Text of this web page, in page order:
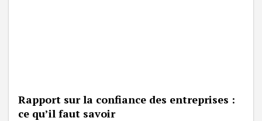
Rapport sur la confiance des entreprises :
ce qu’il faut savoir